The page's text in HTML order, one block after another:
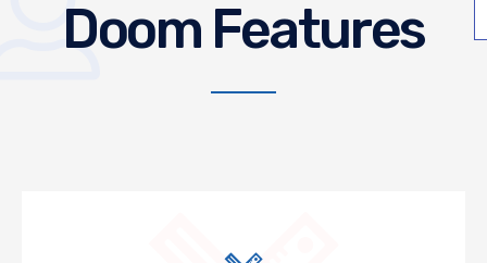
Doom Features